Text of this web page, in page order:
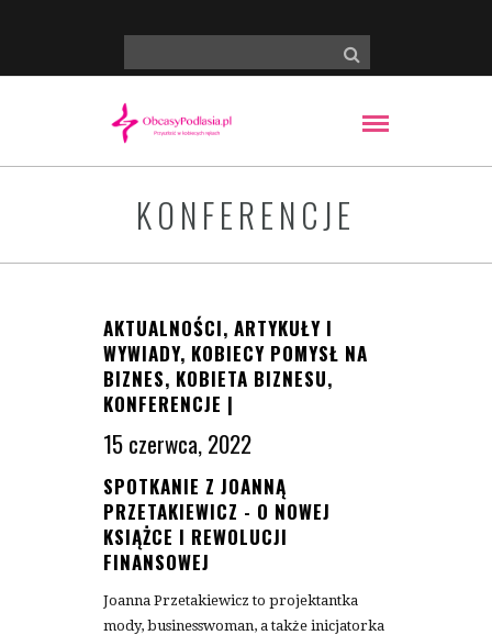
KONFERENCJE
AKTUALNOŚCI, ARTYKUŁY I
WYWIADY, KOBIECY POMYSŁ NA
BIZNES, KOBIETA BIZNESU,
KONFERENCJE |
15 czerwca, 2022
SPOTKANIE Z JOANNĄ
PRZETAKIEWICZ - O NOWEJ
KSIĄŻCE I REWOLUCJI
FINANSOWEJ
Joanna Przetakiewicz to projektantka
mody, businesswoman, a także inicjatorka